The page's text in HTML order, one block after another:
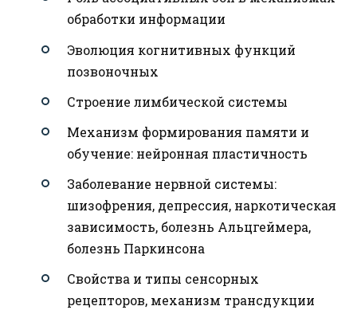
обработки информации
Эволюция когнитивных функций
позвоночных
Строение лимбической системы
Механизм формирования памяти и
обучение: нейронная пластичность
Заболевание нервной системы:
шизофрения, депрессия, наркотическая
зависимость, болезнь Альцгеймера,
болезнь Паркинсона
Свойства и типы сенсорных
рецепторов, механизм трансдукции